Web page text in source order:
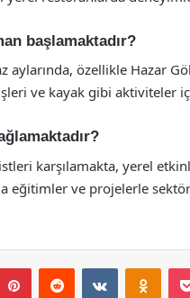
başlamaktadır?
aylarında, özellikle Hazar
ve kayak gibi aktiviteler
karşılamakta, yerel
eğitimler ve projelerle
PinterestReddit VKontakte